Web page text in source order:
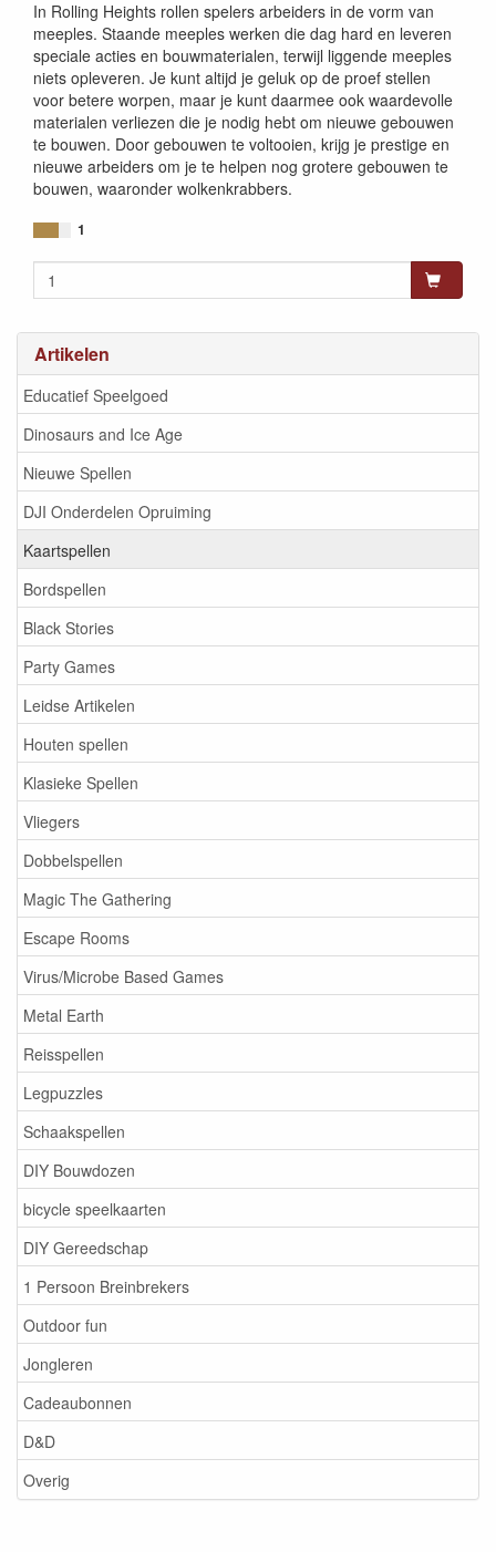
Artikelen
Educatief Speelgoed
Dinosaurs and Ice Age
Nieuwe Spellen
DJI Onderdelen Opruiming
Kaartspellen
Bordspellen
Black Stories
Party Games
Leidse Artikelen
Houten spellen
Klasieke Spellen
Vliegers
Dobbelspellen
Magic The Gathering
Escape Rooms
Virus/Microbe Based Games
Metal Earth
Reisspellen
Legpuzzles
Schaakspellen
DIY Bouwdozen
bicycle speelkaarten
DIY Gereedschap
1 Persoon Breinbrekers
Outdoor fun
Jongleren
Cadeaubonnen
D&D
Overig
In Rolling Heights rollen spelers arbeiders in de vorm van
meeples. Staande meeples werken die dag hard en leveren
speciale acties en bouwmaterialen, terwijl liggende meeples
niets opleveren. Je kunt altijd je geluk op de proef stellen
voor betere worpen, maar je kunt daarmee ook waardevolle
materialen verliezen die je nodig hebt om nieuwe gebouwen
te bouwen. Door gebouwen te voltooien, krijg je prestige en
nieuwe arbeiders om je te helpen nog grotere gebouwen te
bouwen, waaronder wolkenkrabbers.
1